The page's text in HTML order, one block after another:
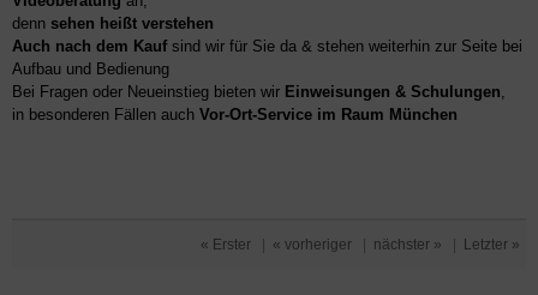
denn sehen heißt verstehen
Auch nach dem Kaufsind wir für Sie da & stehen weiterhin zur Seite bei
Aufbau und Bedienung
Bei Fragen oder Neueinstieg bieten wir Einweisungen & Schulungen
in besonderen Fällen auch Vor-Ort-Service im Raum München
« Erster | « vorheriger | nächster » | Letzter »